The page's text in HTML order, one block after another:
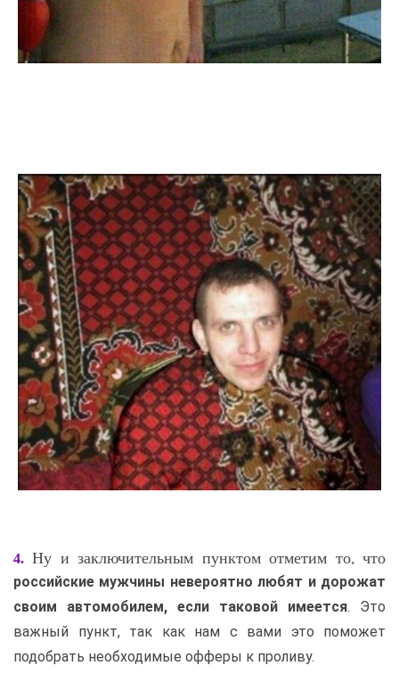
4. Ну и заключительным пунктом отметим то, что
российские мужчины невероятно любят и дорожат
своим автомобилем, если таковой имеется. Это
важный пункт, так как нам с вами это поможет
подобрать необходимые офферы к проливу.